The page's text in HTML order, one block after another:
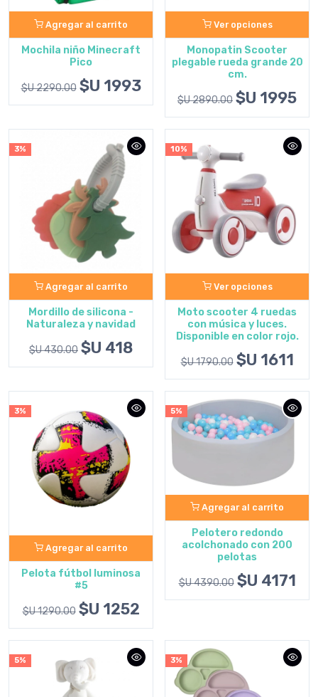
Agregar al carrito
Mochila niño Minecraft
Pico
$U 2290.00 $U 1993
Ver opciones
Monopatin Scooter
plegable rueda grande 20
cm.
$U 2890.00 $U 1995
3%
Agregar al carrito
Mordillo de silicona -
Naturaleza y navidad
$U 430.00 $U 418
10%
Ver opciones
Moto scooter 4 ruedas
con música y luces.
Disponible en color rojo.
$U 1790.00 $U 1611
3%
Agregar al carrito
Pelota fútbol luminosa
#5
$U 1290.00 $U 1252
5%
Agregar al carrito
Pelotero redondo
acolchonado con 200
pelotas
$U 4390.00 $U 4171
5% 3%